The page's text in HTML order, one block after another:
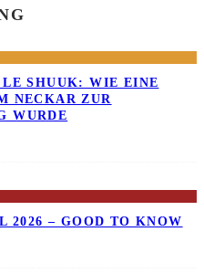
SHUUK: WIE EINE B
ZUR K
WURDE
2026 – GOOD TO KNOW